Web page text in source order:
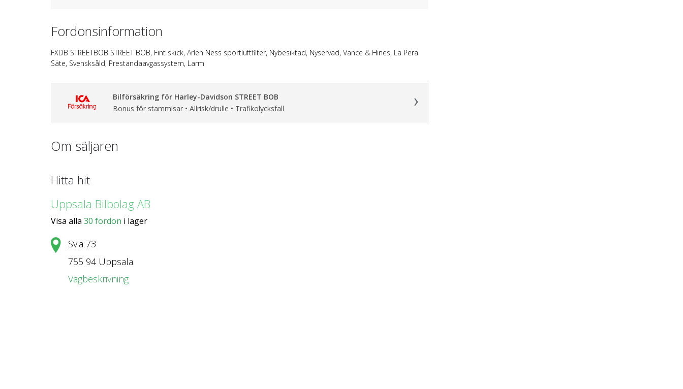
Fordonsinformation
FXDB STREETBOB STREET BOB, Fint skick, Arlen Ness sportluftfilter, Nybesiktad, Nyservad, Vance & Hines, La Pera
Säte, Svensksåld, Prestandaavgassystem, Larm
Bilförsäkring för Harley-Davidson STREET BOB
Bonus för stammisar • Allrisk/drulle • Trafikolycksfall
Om säljaren
Hitta hit
Uppsala Bilbolag AB
Visa alla 30 fordon i lager
Svia 73
755 94 Uppsala
Vägbeskrivning